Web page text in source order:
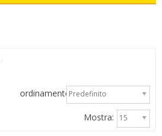
ordinamento:Predefinito
Mostra: 15